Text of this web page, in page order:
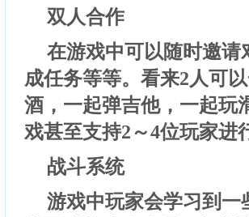
双人合作
在游戏中可以随时邀请
成任务等等。看来2人可
酒，一起弹吉他，一起玩
戏甚至支持2～4位玩家进
战斗系统
游戏中玩家会学习到一